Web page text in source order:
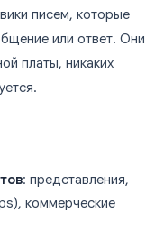
писем, которые
или ответ. Они
платы, никаких
: представления,
коммерческие